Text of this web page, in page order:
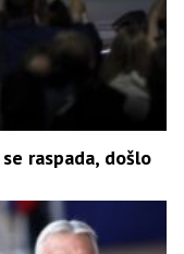
raspada, došlo